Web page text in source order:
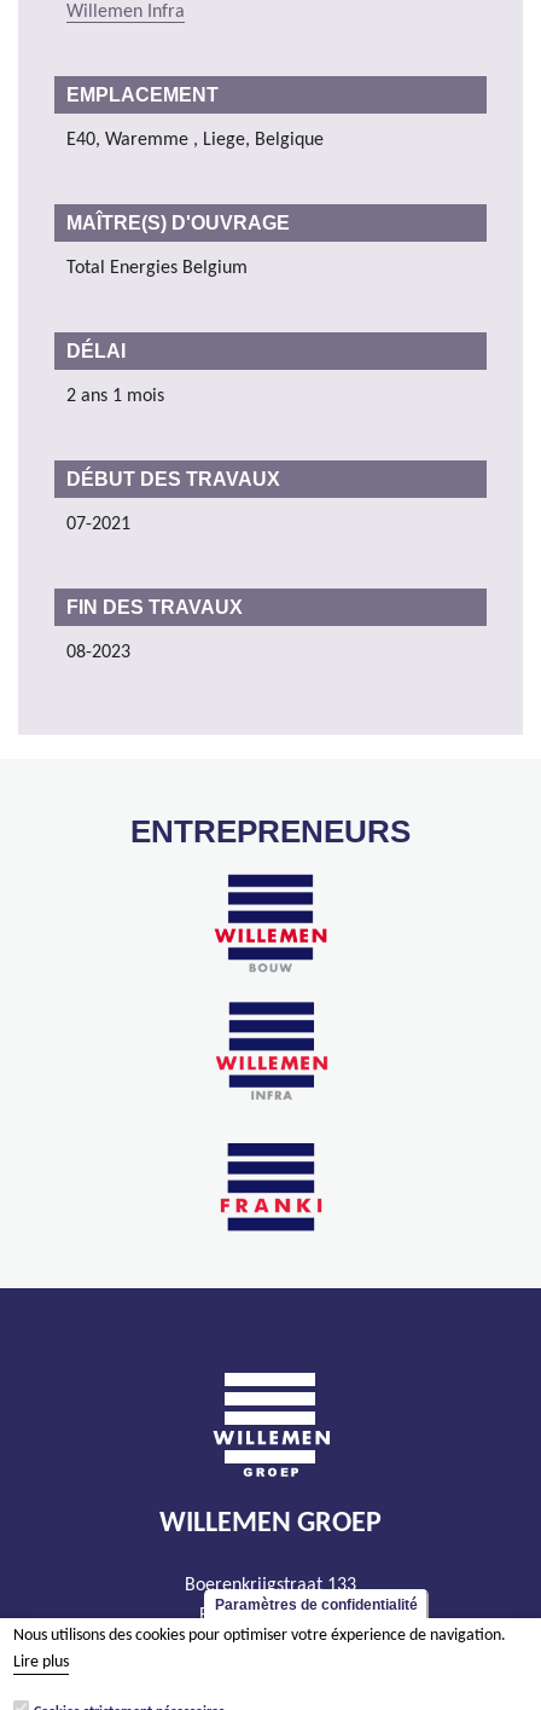
Willemen Infra
EMPLACEMENT
E40, Waremme , Liege, Belgique
MAÎTRE(S) D'OUVRAGE
Total Energies Belgium
DÉLAI
2 ans 1 mois
DÉBUT DES TRAVAUX
07-2021
FIN DES TRAVAUX
08-2023
ENTREPRENEURS
WILLEMEN GROEP
Boerenkrijgstraat 133
BE - 2800 Malines
tél +32 15 569 965
Paramètres de confidentialité
Nous utilisons des cookies pour optimiser votre éxperience de navigation.
Lire plus